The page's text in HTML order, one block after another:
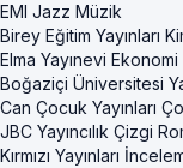
EMI Jazz Müzik
Birey Eğitim Yayınları
Elma Yayınevi
Boğaziçi Üniversitesi
Can Çocuk Yayınları
JBC Yayıncılık Çizgi
Kırmızı Yayınları